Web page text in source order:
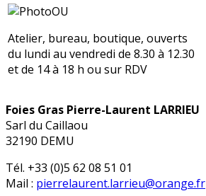
Atelier, bureau, boutique, ouverts
du lundi au vendredi de 8.30 à 12.30
et de 14 à 18 h ou sur RDV
Foies Gras Pierre-Laurent LARRIEU
Sarl du Caillaou
32190 DEMU
Tél. +33 (0)5 62 08 51 01
Mail : pierrelaurent.larrieu@orange.fr